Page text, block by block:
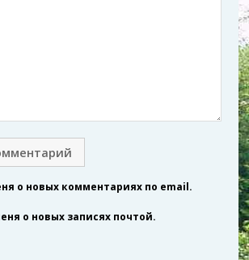
о новых комментариях по email.
о новых записях почтой.